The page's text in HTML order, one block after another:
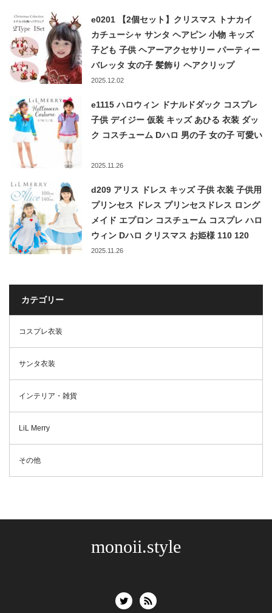
e0201 【2個セット】クリスマス トナカイ
カチューシャ サンタ ヘアピン 小物 キッズ
子ども 子供 ヘアーアクセサリー パーティー
バレッタ 女の子 髪飾り ヘアクリップ
2025.12.02
e1115 ハロウィン ドナルドダック コスプレ
子供 デイジー 仮装 キッズ あひる 衣装 ダッ
ク コスチューム Dハロ 男の子 女の子 可愛い
2025.11.26
d209 アリス ドレス キッズ 子供 衣装 子供用
プリンセス ドレス プリンセスドレス ロング
メイド エプロン コスチューム コスプレ ハロ
ウィン Dハロ クリスマス お姫様 110 120
130 140LiL Merry
2025.11.26
カテゴリー
コスプレ衣装
サンタ衣装
インテリア・雑貨
LiL Merry
その他
monoii.style